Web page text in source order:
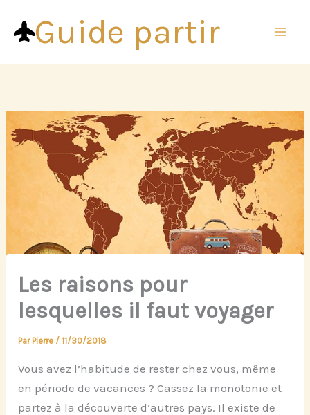
contenuGuide partir
Les raisons pour
lesquelles il faut voyager
Par Pierre /11/30/2018
Vous avez l’habitude de rester chez vous, même
en période de vacances ? Cassez la monotonie et
partez à la découverte d’autres pays. Il existe de